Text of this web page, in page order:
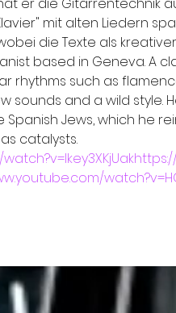
mit alten Liedern
die Texte als
based in Geneva. A
rhythms such as
sounds and a wild style.
Jews, which he
catalysts.